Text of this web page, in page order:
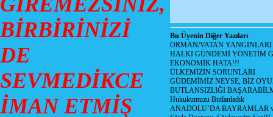
BİRBİRİNİZİ
DE
SEVMEDİKCE
İMAN ETMİŞ
Bu Üyenin Diğer Yazıları
ORMAN/VATAN
HALKI GÜNDEMİ YÖNETİM
EKONOMİK HATA!!!
ÜLKEMİZİN SORUNLARI
GÜDEMİMİZ NEYSE, BİZ
BUTLANSIZLIĞI
Hukukumuzu Butlanladık
ANADOLU’DA BAYRAMLAR